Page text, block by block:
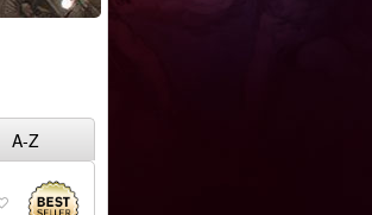
A-Z